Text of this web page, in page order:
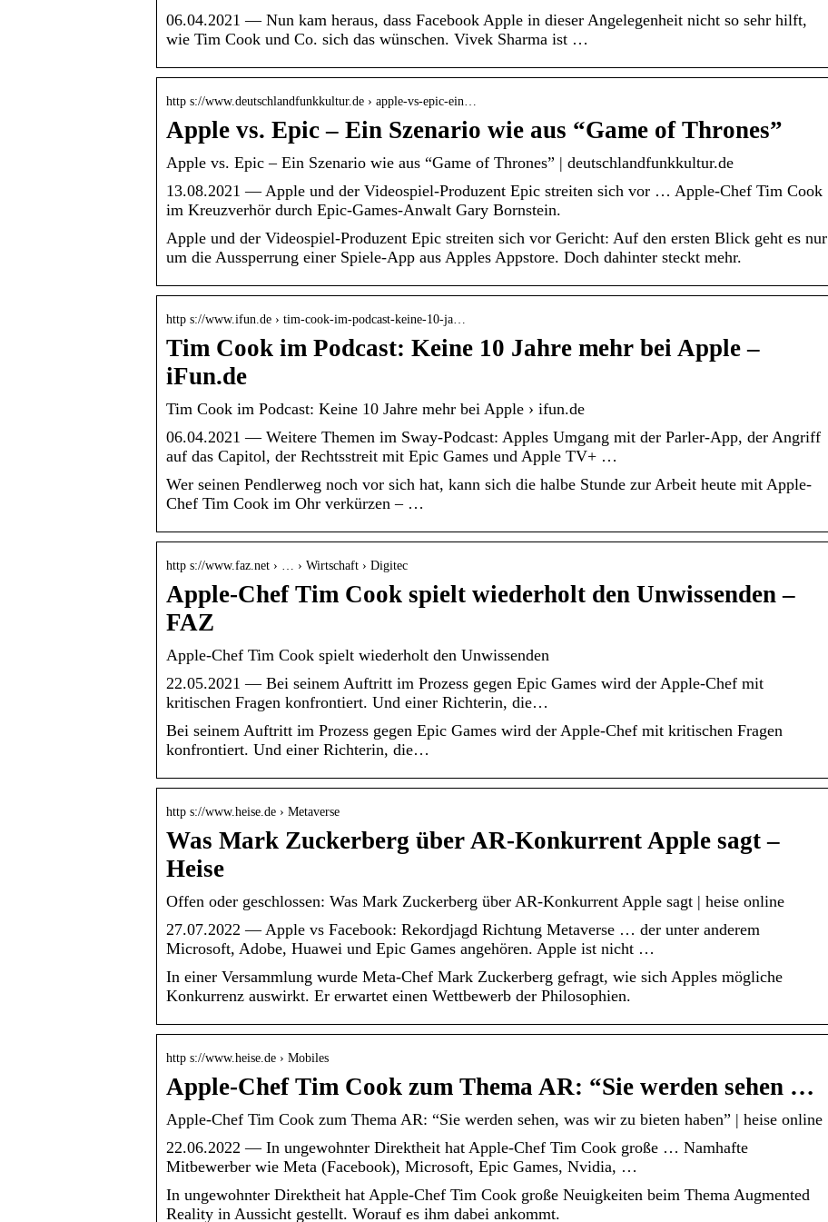
06.04.2021 — Nun kam heraus, dass Facebook Apple in dieser Angelegenheit nicht so sehr hilft,
wie Tim Cook und Co. sich das wünschen. Vivek Sharma ist …
http s://www.deutschlandfunkkultur.de › apple-vs-epic-ein…
Apple vs. Epic – Ein Szenario wie aus “Game of Thrones”
Apple vs. Epic – Ein Szenario wie aus “Game of Thrones” | deutschlandfunkkultur.de
13.08.2021 — Apple und der Videospiel-Produzent Epic streiten sich vor … Apple-Chef Tim Cook
im Kreuzverhör durch Epic-Games-Anwalt Gary Bornstein.
Apple und der Videospiel-Produzent Epic streiten sich vor Gericht: Auf den ersten Blick geht es nur
um die Aussperrung einer Spiele-App aus Apples Appstore. Doch dahinter steckt mehr.
http s://www.ifun.de › tim-cook-im-podcast-keine-10-ja…
Tim Cook im Podcast: Keine 10 Jahre mehr bei Apple –
iFun.de
Tim Cook im Podcast: Keine 10 Jahre mehr bei Apple › ifun.de
06.04.2021 — Weitere Themen im Sway-Podcast: Apples Umgang mit der Parler-App, der Angriff
auf das Capitol, der Rechtsstreit mit Epic Games und Apple TV+ …
Wer seinen Pendlerweg noch vor sich hat, kann sich die halbe Stunde zur Arbeit heute mit Apple-
Chef Tim Cook im Ohr verkürzen – …
http s://www.faz.net › … › Wirtschaft › Digitec
Apple-Chef Tim Cook spielt wiederholt den Unwissenden –
FAZ
Apple-Chef Tim Cook spielt wiederholt den Unwissenden
22.05.2021 — Bei seinem Auftritt im Prozess gegen Epic Games wird der Apple-Chef mit
kritischen Fragen konfrontiert. Und einer Richterin, die…
Bei seinem Auftritt im Prozess gegen Epic Games wird der Apple-Chef mit kritischen Fragen
konfrontiert. Und einer Richterin, die…
http s://www.heise.de › Metaverse
Was Mark Zuckerberg über AR-Konkurrent Apple sagt –
Heise
Offen oder geschlossen: Was Mark Zuckerberg über AR-Konkurrent Apple sagt | heise online
27.07.2022 — Apple vs Facebook: Rekordjagd Richtung Metaverse … der unter anderem
Microsoft, Adobe, Huawei und Epic Games angehören. Apple ist nicht …
In einer Versammlung wurde Meta-Chef Mark Zuckerberg gefragt, wie sich Apples mögliche
Konkurrenz auswirkt. Er erwartet einen Wettbewerb der Philosophien.
http s://www.heise.de › Mobiles
Apple-Chef Tim Cook zum Thema AR: “Sie werden sehen …
Apple-Chef Tim Cook zum Thema AR: “Sie werden sehen, was wir zu bieten haben” | heise online
22.06.2022 — In ungewohnter Direktheit hat Apple-Chef Tim Cook große … Namhafte
Mitbewerber wie Meta (Facebook), Microsoft, Epic Games, Nvidia, …
In ungewohnter Direktheit hat Apple-Chef Tim Cook große Neuigkeiten beim Thema Augmented
Reality in Aussicht gestellt. Worauf es ihm dabei ankommt.